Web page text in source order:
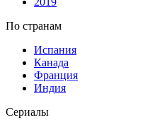
По странам
Испания
Канада
Франция
Индия
Сериалы